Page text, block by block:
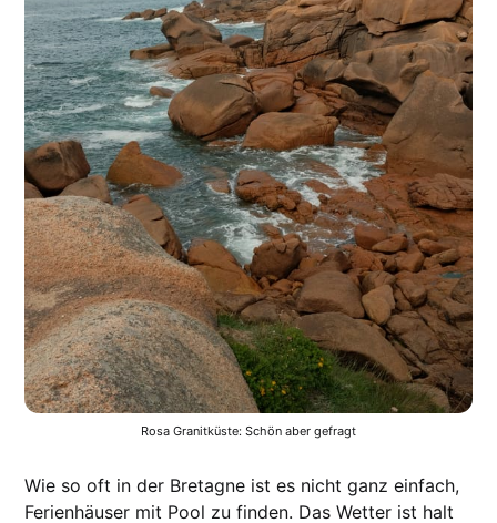
Rosa Granitküste: Schön aber gefragt
Wie so oft in der Bretagne ist es nicht ganz einfach,
Ferienhäuser mit Pool zu finden. Das Wetter ist halt